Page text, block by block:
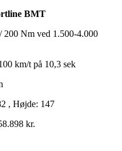
BMT
200 Nm ved 1.500-4.000
km/t på 10,3 sek
, Højde: 147
kr.